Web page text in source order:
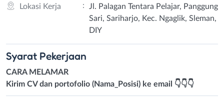
Lokasi Kerja
:
Jl. Palagan Tentara Pelajar, Panggung
Sari, Sariharjo, Kec. Ngaglik, Sleman,
DIY
Syarat Pekerjaan
CARA MELAMAR
Kirim CV dan portofolio (Nama_Posisi) ke email 👇👇👇